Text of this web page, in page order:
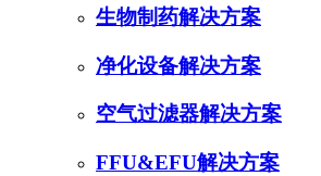
生物制药解决方案
净化设备解决方案
空气过滤器解决方案
FFU&EFU解决方案